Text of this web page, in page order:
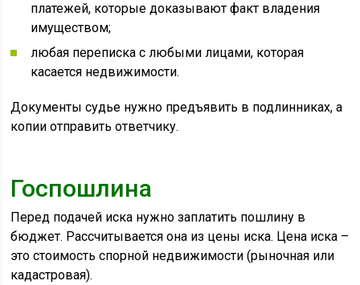
платежей, которые доказывают факт владения
имуществом;
любая переписка с любыми лицами, которая
касается недвижимости.
Документы судье нужно предъявить в подлинниках, а
копии отправить ответчику.
Госпошлина
Перед подачей иска нужно заплатить пошлину в
бюджет. Рассчитывается она из цены иска. Цена иска –
это стоимость спорной недвижимости (рыночная или
кадастровая).